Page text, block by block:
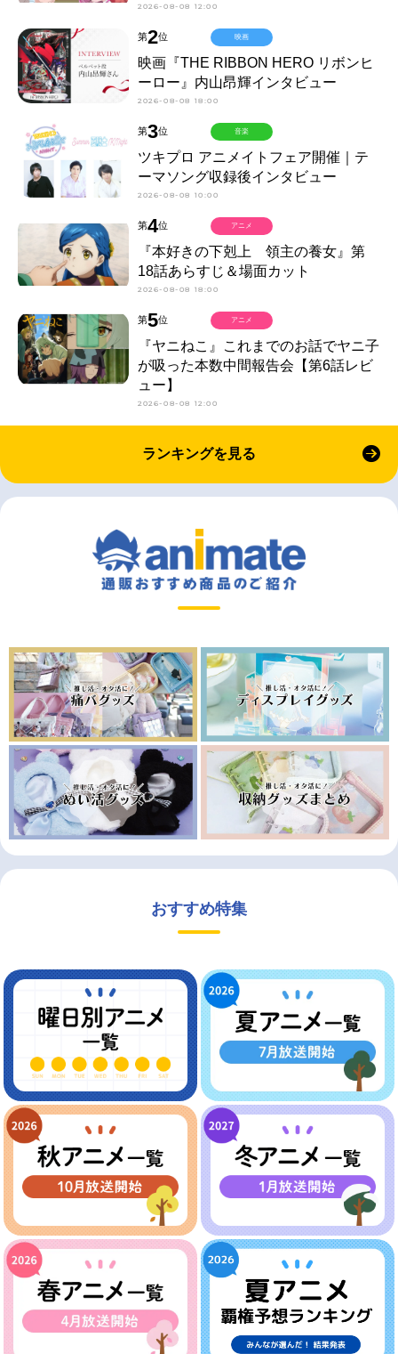
2026-08-08 12:00
第2位
映画『THE RIBBON HERO リボンヒ
ーロー』内山昂輝インタビュー
2026-08-08 18:00
映画
第3位
ツキプロ アニメイトフェア開催｜テ
ーマソング収録後インタビュー
2026-08-08 10:00
音楽
第4位
『本好きの下剋上 領主の養女』第
18話あらすじ＆場面カット
2026-08-08 18:00
アニメ
第5位
『ヤニねこ』これまでのお話でヤニ子
が吸った本数中間報告会【第6話レビ
ュー】
2026-08-08 12:00
アニメ
ランキングを見る
おすすめ特集